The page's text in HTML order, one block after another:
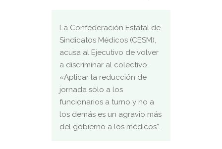
La Confederación Estatal de
Sindicatos Médicos (CESM),
acusa al Ejecutivo de volver
a discriminar al colectivo.
«Aplicar la reducción de
jornada sólo a los
funcionarios a turno y no a
los demás es un agravio más
del gobierno a los médicos”.